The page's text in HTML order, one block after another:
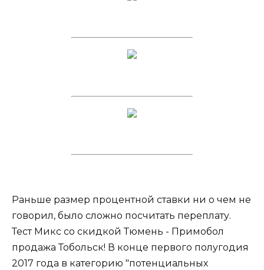
Раньше размер процентной ставки ни о чем не
говорил, было сложно посчитать переплату.
Тест Микс со скидкой Тюмень - Примобол
продажа Тобольск! В конце первого полугодия
2017 года в категорию "потенциальных